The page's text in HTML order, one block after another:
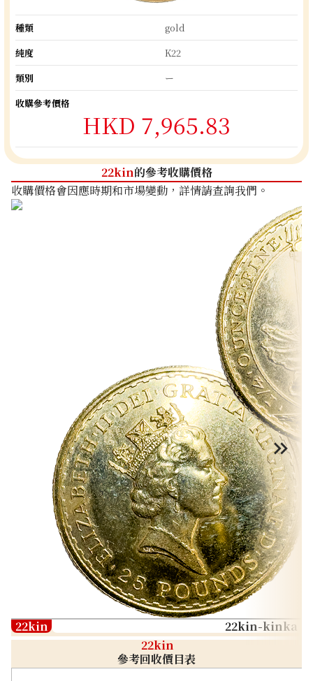
種類
gold
純度
K22
類別
ー
收購參考價格
HKD 7,965.83
22kin的參考收購價格
收購價格會因應時期和市場變動，詳情請查詢我們。
22kin
22kin-kinka
22kin
參考回收價目表